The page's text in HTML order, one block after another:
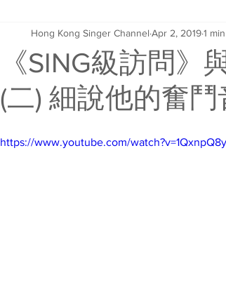
《SING級訪問》
(二) 細說他的奮鬥
Hong Kong Singer Channel Apr 2, 20191
https://www.youtube.com/